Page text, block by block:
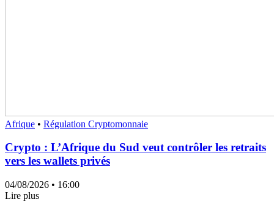
Afrique • Régulation Cryptomonnaie
Crypto : L’Afrique du Sud veut contrôler les retraits
vers les wallets privés
04/08/2026 • 16:00
Lire plus